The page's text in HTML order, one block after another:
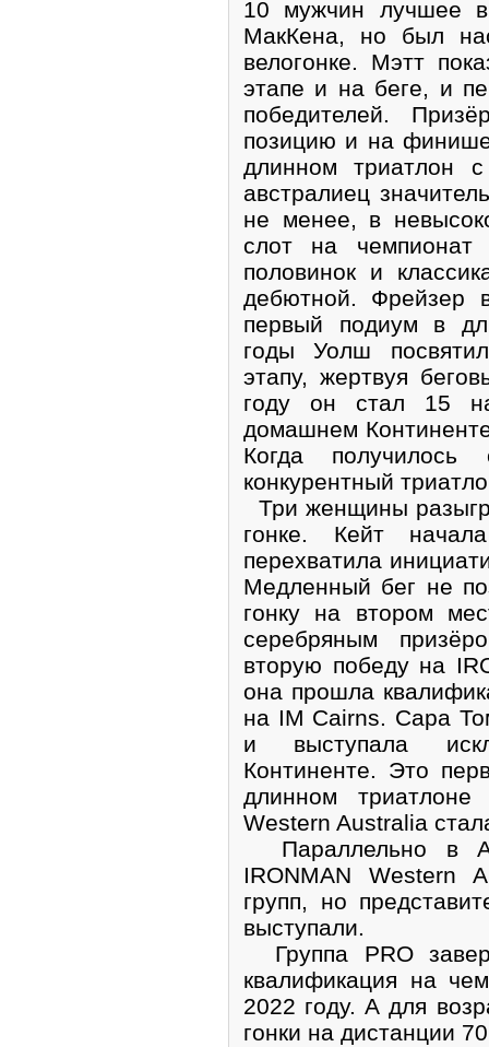
10 мужчин лучшее
МакКена, но был
велогонке. Мэтт
этапе и на беге, и
победителей.
позицию и на
длинном триатлон
австралиец
не менее, в
слот на
половинок и
дебютной. Фрейзер
первый подиум в
годы Уолш
этапу, жертвуя
году он стал 15
домашнем
Когда
конкурентный
Три женщины
гонке. Кейт
перехватила
Медленный бег не
гонку на втором
серебряным
вторую победу на
она прошла
на IM Cairns. Сара
и выступала
Континенте. Это
длинном
Western Australia
Параллельно в
IRONMAN Western
групп, но
выступали.
Группа PRO
квалификация на
2022 году. А для
гонки на дистанции